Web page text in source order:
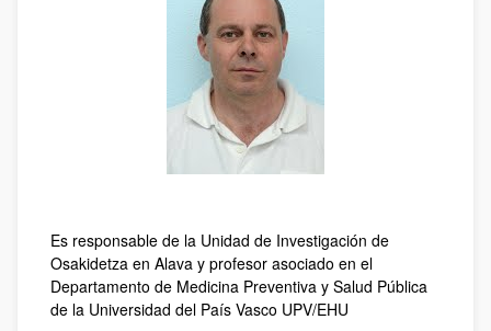
Es responsable de la Unidad de Investigación de
Osakidetza en Alava y profesor asociado en el
Departamento de Medicina Preventiva y Salud Pública
de la Universidad del País Vasco UPV/EHU